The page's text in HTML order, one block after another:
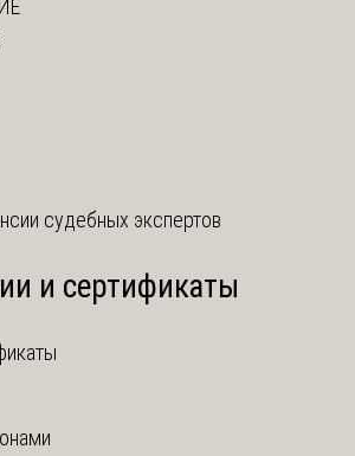
и сертификаты